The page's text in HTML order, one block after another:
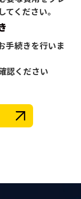
ください。
手続きを行いま
認ください